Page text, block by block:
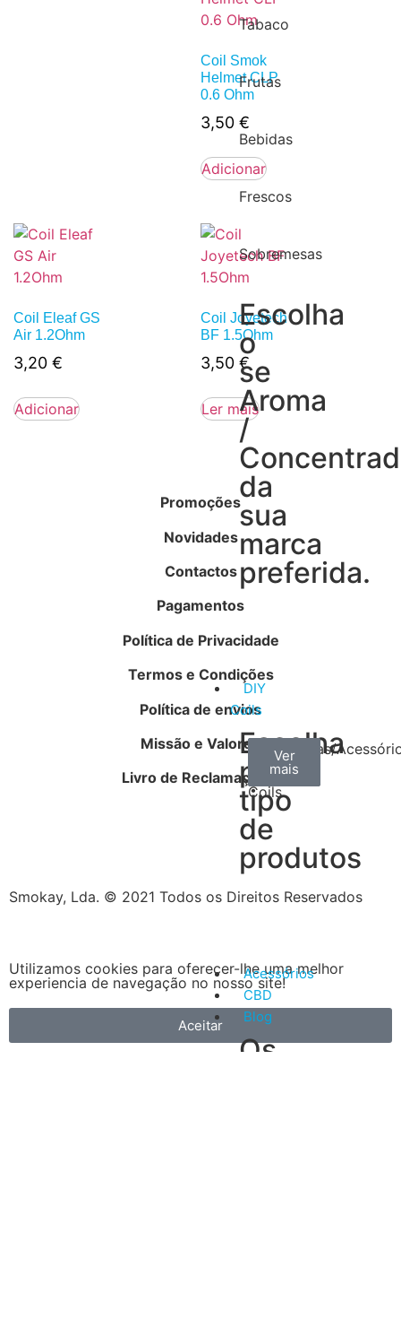
Tabaco
Frutas
Bebidas
Frescos
Sobremesas
Escolha
o
se
Aroma
/
da
sua
marca
preferida.
DIY
Coils
Escolha
por
tipo
de
produtos
Arame
Coils
Ver
mais
Algodão
Ver
mais
Ferramentas/
Ver
mais
Acessórios
CBD
Blog
Os
Coil Smok
Helmet CLP
0.6 Ohm
3,50 €
Adicionar
Coil Eleaf GS
Air 1.2Ohm
3,20 €
Adicionar
Coil Joyetech
BF 1.5Ohm
3,50 €
Ler mais
Promoções
Novidades
Contactos
Pagamentos
Política de Privacidade
Termos e Condições
Política de envios
Missão e Valores
Livro de Reclamações
Smokay, Lda. © 2021 Todos os Direitos Reservados
Utilizamos cookies para oferecer-lhe uma melhor
experiencia de navegação no nosso site!
Aceitar